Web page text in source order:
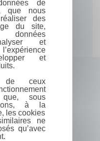
de
que nous
des
du site,
et
et
de ceux
sous
à la
les cookies
ne
qu’avec